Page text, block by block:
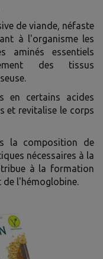
de viande, néfaste
à l'organisme les
aminés essentiels
des tissus
en certains acides
et revitalise le corps
la composition de
nécessaires à la
à la formation
de l'hémoglobine.